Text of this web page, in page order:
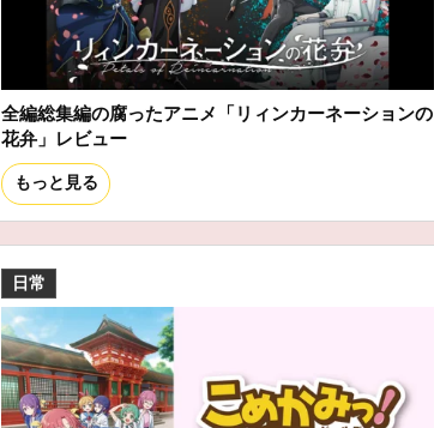
全編総集編の腐ったアニメ「リィンカーネーションの
花弁」レビュー
もっと見る
日常